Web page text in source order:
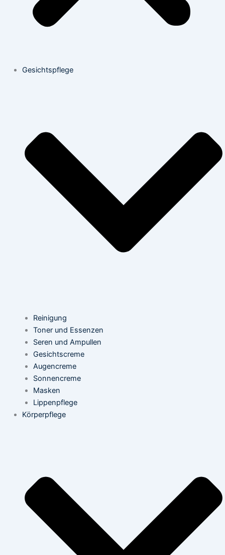
Gesichtspflege
Reinigung
Toner und Essenzen
Seren und Ampullen
Gesichtscreme
Augencreme
Sonnencreme
Masken
Lippenpflege
Körperpflege